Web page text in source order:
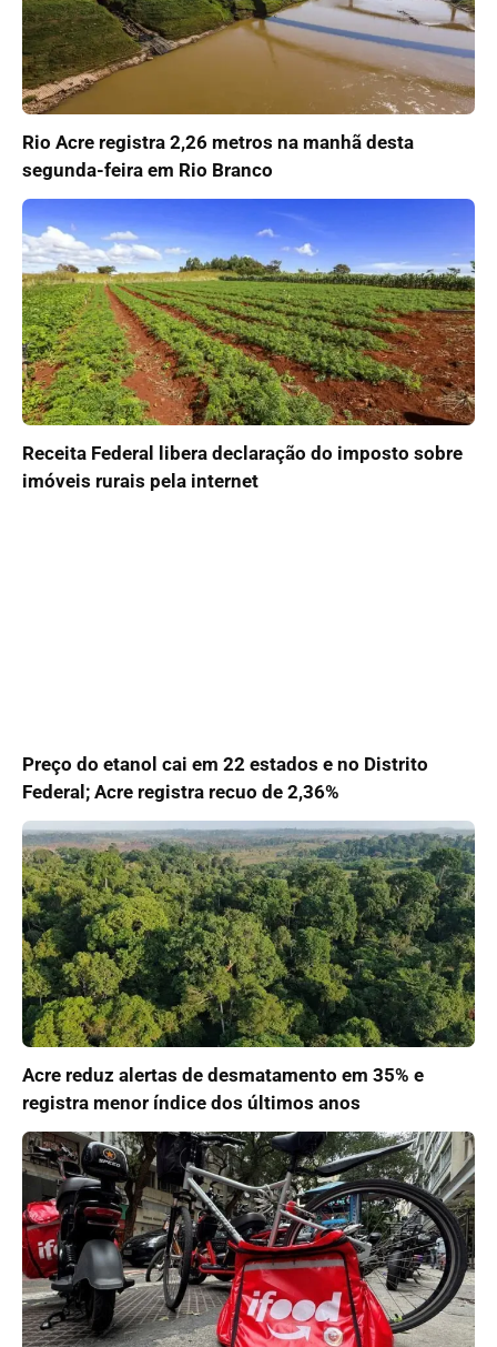
Rio Acre registra 2,26 metros na manhã desta
segunda-feira em Rio Branco
Receita Federal libera declaração do imposto sobre
imóveis rurais pela internet
Preço do etanol cai em 22 estados e no Distrito
Federal; Acre registra recuo de 2,36%
Acre reduz alertas de desmatamento em 35% e
registra menor índice dos últimos anos